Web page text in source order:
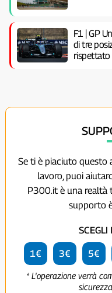
F1 | GP
di tre
rispettato
Se ti è piaciuto questo
lavoro, puoi
P300.it è una realtà
supporto
SCEGLI
1€ 3€ 5€
* L'operazione verrà